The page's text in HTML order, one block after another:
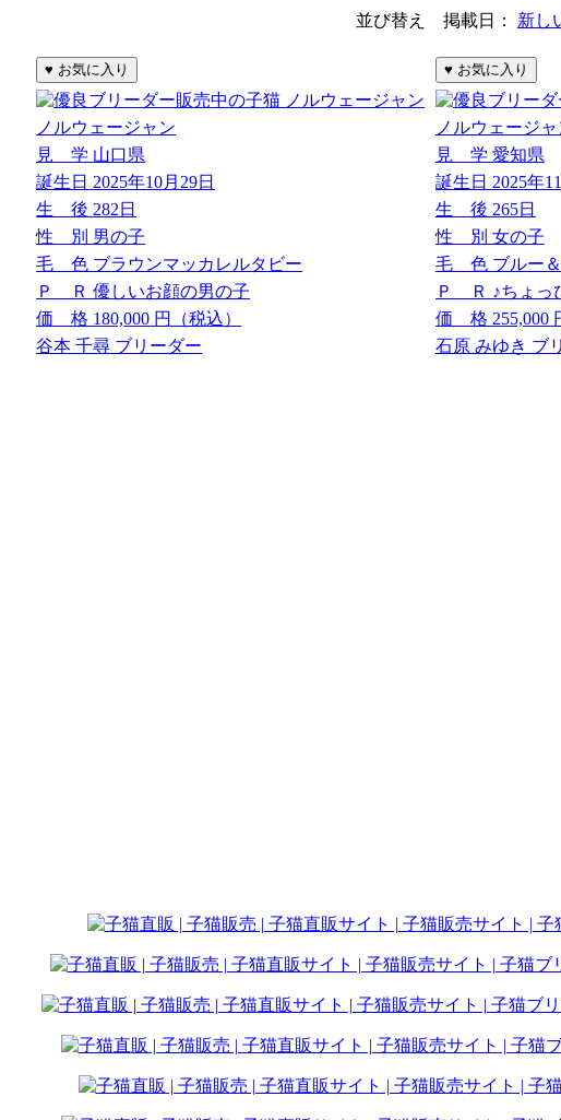
並び替え 掲載日： 新し
ノルウェージャン
見 学 山口県
誕生日 2025年10月29日
生 後 282日
性 別 男の子
毛 色 ブラウンマッカレルタビー
Ｐ Ｒ 優しいお顔の男の子
価 格 180,000 円（税込）
谷本 千尋 ブリーダー
ノルウェージャ
見 学 愛知県
誕生日 2025年
生 後 265日
性 別 女の子
毛 色 ブルー
Ｐ Ｒ ♪ちょっ
価 格 255,000
石原 みゆき ブ